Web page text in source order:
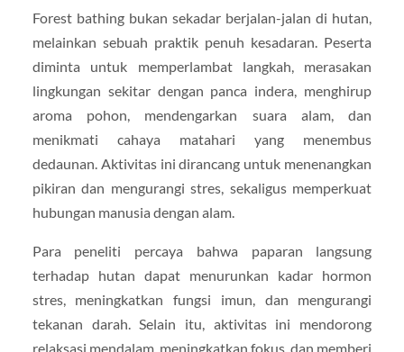
Forest bathing bukan sekadar berjalan-jalan di hutan,
melainkan sebuah praktik penuh kesadaran. Peserta
diminta untuk memperlambat langkah, merasakan
lingkungan sekitar dengan panca indera, menghirup
aroma pohon, mendengarkan suara alam, dan
menikmati cahaya matahari yang menembus
dedaunan. Aktivitas ini dirancang untuk menenangkan
pikiran dan mengurangi stres, sekaligus memperkuat
hubungan manusia dengan alam.
Para peneliti percaya bahwa paparan langsung
terhadap hutan dapat menurunkan kadar hormon
stres, meningkatkan fungsi imun, dan mengurangi
tekanan darah. Selain itu, aktivitas ini mendorong
relaksasi mendalam, meningkatkan fokus, dan memberi